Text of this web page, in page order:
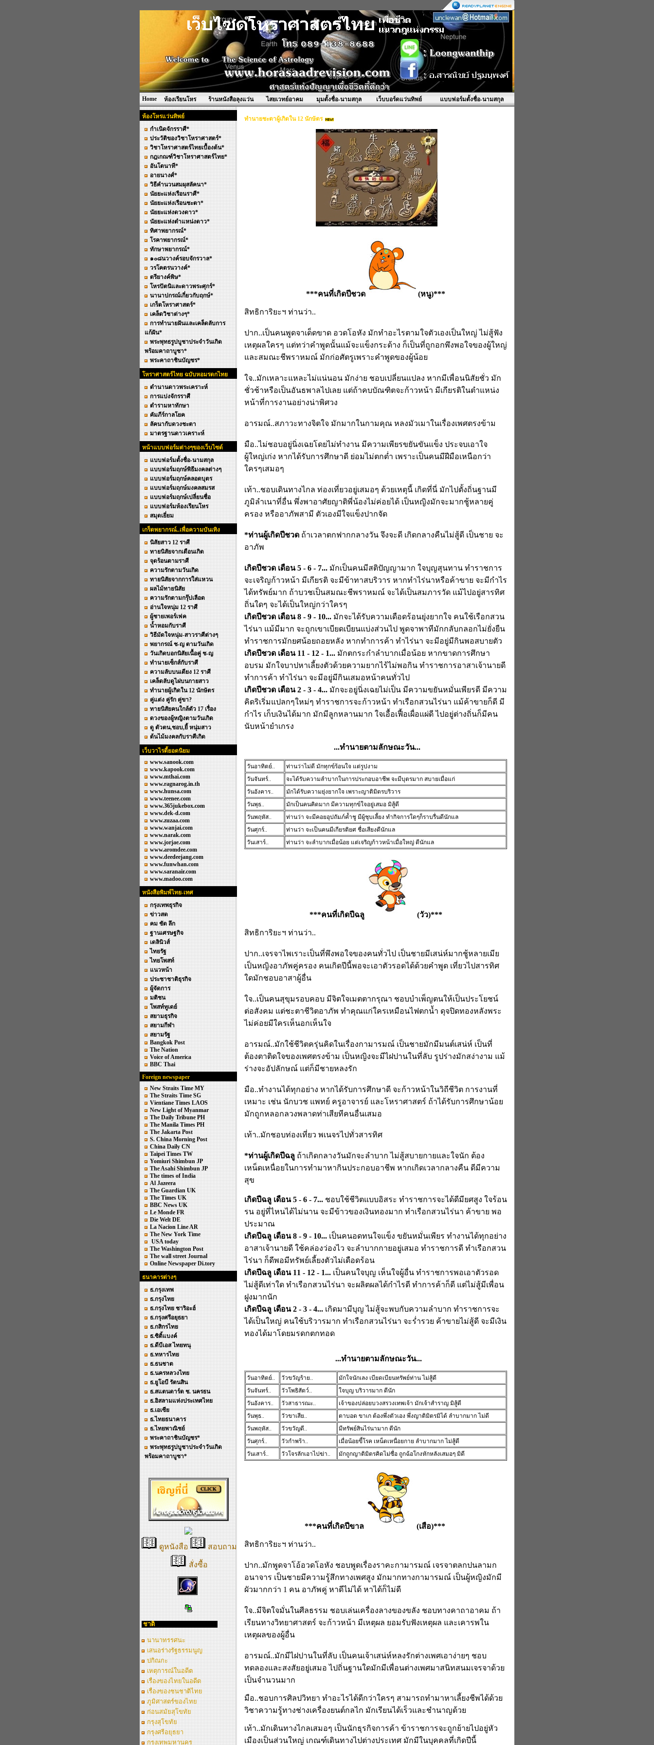
Home ห้องเรียนโหร ร้านหนังสือลุงแว่น ไสยเวทย์อาคม มุมตั้งชื่อ-นามสกุล เว็บบอร์ดแว่นทิพย์ แบบฟอร์มตั้งชื่อ-นามสกุล
ห้องโหรแว่นทิพย์
กำเนิดจักรราศี*
ประวัติของวิชาโหราศาสตร์*
วิชาโหราศาสตร์ไทยเบื้องต้น*
กฎเกณฑ์วิชาโหราศาสตร์ไทย*
อันโตนาที*
อายนางศ์*
วิธีคำนวนสมผุสลัคนา*
นัยยะแห่งเรือนราศี*
นัยยะแห่งเรือนชะตา*
นัยยะแห่งดวงดาว*
นัยยะแห่งตำแหน่งดาว*
ทิศาพยากรณ์*
โรคาพยากรณ์*
ทักษาพยากรณ์*
๑๐๘นวางค์รอบจักรวาล*
วรโคตรนวางค์*
ตรียางค์พิษ*
โหรปัตนิและดาวพระศุกร์*
นานาปกรณ์เกี่ยวกับฤกษ์*
เกร็ดโหราศาสตร์*
เคล็ดวิชาต่างๆ*
การทำนายฝันและเคล็ดลับการ
แก้ฝัน*
พระพุทธรูปบูชาประจำวันเกิด
พร้อมคาถาบูชา*
พระคาถาชินบัญชร*
โหราศาสตร์ไทย ฉบับหอมรดกไทย
ตำนานดาวพระเคราะห์
การแบ่งจักรราศี
ตำรามหาทักษา
คัมภีร์กาลโยค
ลัคนากับดวงชะตา
มาตรฐานดาวเคราะห์
หน้าแบบฟอร์มต่างๆของเว็บไซด์
แบบฟอร์มตั้งชื่อ-นามสกุล
แบบฟอร์มฤกษ์พิธีมงคลต่างๆ
แบบฟอร์มฤกษ์คลอดบุตร
แบบฟอร์มฤกษ์มงคลสมรส
แบบฟอร์มฤกษ์เปลี่ยนชื่อ
แบบฟอร์มห้องเรียนโหร
สมุดเยี่ยม
เกร็ดพยากรณ์..เพื่อความบันเทิง
นิสัยสาว 12 ราศี
ทายนิสัยจากเดือนเกิด
จุดร้อนตามราศี
ความรักตามวันเกิด
ทายนิสัยจากการใส่แหวน
ผลไม้ทายนิสัย
ความรักตามกรุ๊ปเลือด
อ่านใจหนุ่ม 12 ราศี
ผู้ชายเพอร์เฟค
น้ำหอมกับราศี
วิธีมัดใจหนุ่ม-สาวราศีต่างๆ
พยากรณ์ ช-ญ ตามวันเกิด
วันเกิดบอกนิสัยเนื้อคู่ ช-ญ
ทำนายเซ็กส์กับราศี
ความลับบนเตียง 12 ราศี
เคล็ดลับดูไฝบนกายสาว
ทำนายผู้เกิดใน 12 นักษัตร
คู่แต่ง คู่รัก คู่ขา?
ทายนิสัยคนใกล้ตัว 17 เรื่อง
ดวงของผู้หญิงตามวันเกิด
ดู ตัวตน,ชอบ,ยี้ หนุ่มสาว
ต้นไม้มงคลกับราศีเกิด
เว็บวาไรตี้ยอดนิยม
www.sanook.com
www.kapook.com
www.mthai.com
www.ragnarog.in.th
www.hunsa.com
www.teenee.com
www.365jukebox.com
www.dek-d.com
www.zuzaa.com
www.wanjai.com
www.narak.com
www.jorjae.com
www.aromdee.com
www.deedeejang.com
www.funwhan.com
www.saranair.com
www.madoo.com
หนังสือพิมพ์ไทย-เทศ
กรุงเทพธุรกิจ
ข่าวสด
คม ชัด ลึก
ฐานเศรษฐกิจ
เดลินิวส์
ไทยรัฐ
ไทยโพสท์
แนวหน้า
ประชาชาติธุรกิจ
ผู้จัดการ
มติชน
โพสท์ทูเดย์
สยามธุรกิจ
สยามกีฬา
สยามรัฐ
Bangkok Post
The Nation
Voice of America
BBC Thai
Foreign newspaper
New Straits Time MY
The Straits Time SG
Vientiane Times LAOS
New Light of Myanmar
The Daily Tribune PH
The Manila Times PH
The Jakarta Post
S. China Morning Post
China Daily CN
Taipei Times TW
Yomiuri Shimbun JP
The Asahi Shimbun JP
The times of India
Al Jazeera
The Guardian UK
The Times UK
BBC News UK
Le Monde FR
Die Welt DE
La Nacion Line AR
The New York Time
USA today
The Washington Post
The wall street Journal
Online Newspaper Di.tory
ธนาคารต่างๆ
ธ.กรุงเทพ
ธ.กรุงไทย
ธ.กรุงไทย ชาริอะฮ์
ธ.กรุงศรีอยุธยา
ธ.กสิกรไทย
ธ.ซิติ้แบงค์
ธ.ดีบีเอส ไทยทนุ
ธ.ทหารไทย
ธ.ธนชาต
ธ.นครหลวงไทย
ธ.ยูโอบี รัตนสิน
ธ.สแตนดาร์ด ช. นครธน
ธ.อิสลามแห่งประเทศไทย
ธ.เอเซีย
ธ.ไทยธนาคาร
ธ.ไทยพาณิชย์
พระคาถาชินบัญชร*
พระพุทธรูปบูชาประจำวันเกิด
พร้อมคาถาบูชา*
ดูหนังสือ สอบถาม
สั่งซื้อ
ชาติ
นานาทรรศนะ
เสนอร่างรัฐธรรมนูญ
ปกิณกะ
เหตุการณ์ในอดีต
เรื่องของไทยในอดีต
เรื่องของชนชาติไทย
ภูมิศาสตร์ของไทย
ก่อนสมัยสุโขทัย
กรุงสุโขทัย
กรุงศรีอยุธยา
กรุงเทพมหานคร
ทำนายชะตาผู้เกิดใน 12 นักษัตร
***คนที่เกิดปีชวด (หนู)***
สิทธิการิยะฯ ท่านว่า..
ปาก..เป็นคนพูดจาเด็ดขาด อวดโอหัง มักทำอะไรตามใจตัวเองเป็นใหญ่ ไม่สู้ฟัง
เหตุผลใครๆ แต่ทว่าคำพูดนั้นแม้จะแข็งกระด้าง ก็เป็นที่ถูกอกพึงพอใจของผู้ใหญ่
และสมณะชีพราหมณ์ มักก่อศัตรูเพราะคำพูดของผู้น้อย
ใจ..มักเหลาะแหละไม่แน่นอน มักง่าย ชอบเปลี่ยนแปลง หากมีเพื่อนนิสัยชั่ว มัก
ชั่วช้าหรือเป็นอันธพาลไปเลย แต่ถ้าคบบัณฑิตจะก้าวหน้า มีเกียรติในตำแหน่ง
หน้าที่การงานอย่างน่าพิศวง
อารมณ์..สภาวะทางจิตใจ มักมากในกามคุณ หลงมัวเมาในเรื่องเพศตรงข้าม
มือ..ไม่ชอบอยู่นิ่งเฉยโดยไม่ทำงาน มีความเพียรขยันขันแข็ง ประจบเอาใจ
ผู้ใหญ่เก่ง หากได้รับการศึกษาดี ย่อมไม่ตกต่ำ เพราะเป็นคนมีฝีมือเหนือกว่า
ใครๆเสมอๆ
เท้า..ชอบเดินทางไกล ท่องเที่ยวอยู่เสมอๆ ด้วยเหตุนี้ เกิดที่นี่ มักไปตั้งถิ่นฐานมี
ภูมิลำเนาที่อื่น พึ่งพาอาศัยญาติพี่น้องไม่ค่อยได้ เป็นหญิงมักจะมากชู้หลายคู่
ครอง หรืออาภัพสามี ตัวเองมีใจแข็งปากจัด
*ท่านผู้เกิดปีชวด ถ้าเวลาตกฟากกลางวัน จึงจะดี เกิดกลางคืนไม่สู้ดี เป็นชาย จะ
อาภัพ
เกิดปีชวด เดือน 5 - 6 - 7... มักเป็นคนมีสติปัญญามาก ใจบุญสุนทาน ทำราชการ
จะเจริญก้าวหน้า มีเกียรติ จะมีข้าทาสบริวาร หากทำไร่นาหรือค้าขาย จะมีกำไร
ได้ทรัพย์มาก ถ้าบวชเป็นสมณะชีพราหมณ์ จะได้เป็นสมภารวัด แม้ไปอยู่สารทิศ
ถิ่นใดๆ จะได้เป็นใหญ่กว่าใครๆ
เกิดปีชวด เดือน 8 - 9 - 10... มักจะได้รับความเดือดร้อนยุ่งยากใจ คนใช้เรือกสวน
ไร่นา แม้มีมาก จะถูกเขาเบียดเบียนแบ่งส่วนไป พูดจาพาทีมักกลับกลอกไม่ยั่งยืน
ทำราชการมักยศน้อยถอยหลัง หากทำการค้า ทำไร่นา จะมีอยู่มีกินพอสบายตัว
เกิดปีชวด เดือน 11 - 12 - 1... มักตกระกำลำบากเมื่อน้อย หากขาดการศึกษา
อบรม มักใจบาปหาเลี้ยงตัวด้วยความยากไร้ไม่พอกิน ทำราชการอาสาเจ้านายดี
ทำการค้า ทำไร่นา จะมีอยู่มีกินเสมอหน้าคนทั่วไป
เกิดปีชวด เดือน 2 - 3 - 4... มักจะอยู่นิ่งเฉยไม่เป็น มีความขยันหมั่นเพียรดี มีความ
คิดริเริ่มแปลกๆใหม่ๆ ทำราชการจะก้าวหน้า ทำเรือกสวนไร่นา แม้ค้าขายก็ดี มี
กำไร เก็บเงินได้มาก มักมีลูกหลานมาก ใจเอื้อเฟื้อเผื่อแผ่ดี ไปอยู่ต่างถิ่นก็มีคน
นับหน้ายำเกรง
...ทำนายตามลักษณะวัน...
วันอาทิตย์..
ท่านว่าไม่ดี มักทุกข์ร้อนใจ แต่รูปงาม
วันจันทร์..
จะได้รับความลำบากในการประกอบอาชีพ จะมีบุตรมาก สบายเมื่อแก่
วันอังคาร..
มักได้รับความยุ่งยากใจ เพราะญาติมิตรบริวาร
วันพุธ..
มักเป็นคนคิดมาก มีความทุกข์ใจอยู่เสมอ มิสู้ดี
วันพฤหัส..
ท่านว่า จะมีคอยอุปถัมภ์ค้ำชู มีผู้ชุบเลี้ยง ทำกิจการใดๆก็ราบรื่นดีนักแล
วันศุกร์..
ท่านว่า จะเป็นคนมีเกียรติยศ ชื่อเสียงดีนักแล
วันเสาร์..
ท่านว่า จะลำบากเมื่อน้อย แต่เจริญก้าวหน้าเมื่อใหญ่ ดีนักแล
***คนที่เกิดปีฉลู (วัว)***
สิทธิการิยะฯ ท่านว่า..
ปาก..เจรจาไพเราะเป็นที่พึงพอใจของคนทั่วไป เป็นชายมีเสน่ห์มากชู้หลายเมีย
เป็นหญิงอาภัพคู่ครอง คนเกิดปีนี้พอจะเอาตัวรอดได้ด้วยคำพูด เที่ยวไปสารทิศ
ใดมักชอบอาสาผู้อื่น
ใจ..เป็นคนสุขุมรอบคอบ มีจิตใจเมตตากรุณา ชอบบำเพ็ญตนให้เป็นประโยชน์
ต่อสังคม แต่ชะตาชีวิตอาภัพ ทำคุณแก่ใครเหมือนไฟตกน้ำ ดุจปิดทองหลังพระ
ไม่ค่อยมีใครเห็นอกเห็นใจ
อารมณ์..มักใช้ชีวิตครุ่นคิดในเรื่องกามารมณ์ เป็นชายมักมีมนต์เสน่ห์ เป็นที่
ต้องตาติดใจของเพศตรงข้าม เป็นหญิงจะมีไฝปานในที่ลับ รูปร่างมักสง่างาม แม้
ร่างจะอัปลักษณ์ แต่ก็มีชายหลงรัก
มือ..ทำงานได้ทุกอย่าง หากได้รับการศึกษาดี จะก้าวหน้าในวิถีชีวิต การงานที่
เหมาะ เช่น นักบวช แพทย์ ครูอาจารย์ และโหราศาสตร์ ถ้าได้รับการศึกษาน้อย
มักถูกหลอกลวงพลาดท่าเสียทีคนอื่นเสมอ
เท้า..มักชอบท่องเที่ยว พเนจรไปทั่วสารทิศ
*ท่านผู้เกิดปีฉลู ถ้าเกิดกลางวันมักจะลำบาก ไม่สู้สบายกายและใจนัก ต้อง
เหน็ดเหนื่อยในการทำมาหากินประกอบอาชีพ หากเกิดเวลากลางคืน ดีมีความ
สุข
เกิดปีฉลู เดือน 5 - 6 - 7... ชอบใช้ชีวิตแบบอิสระ ทำราชการจะได้ดีมียศสูง ใจร้อน
รน อยู่ที่ไหนได้ไม่นาน จะมีข้าวของเงินทองมาก ทำเรือกสวนไร่นา ค้าขาย พอ
ประมาณ
เกิดปีฉลู เดือน 8 - 9 - 10... เป็นคนอดทนใจแข็ง ขยันหมั่นเพียร ทำงานได้ทุกอย่าง
อาสาเจ้านายดี ใช้คล่องว่องไว จะลำบากกายอยู่เสมอ ทำราชการดี ทำเรือกสวน
ไร่นา ก็ดีพอมีทรัพย์เลี้ยงตัวไม่เดือดร้อน
เกิดปีฉลู เดือน 11 - 12 - 1... เป็นคนใจบุญ เห็นใจผู้อื่น ทำราชการพอเอาตัวรอด
ไม่สู้ดีเท่าใด ทำเรือกสวนไร่นา จะผลิตผลได้กำไรดี ทำการค้าก็ดี แต่ไม่สู้มีเพื่อน
ฝูงมากนัก
เกิดปีฉลู เดือน 2 - 3 - 4... เกิดมามีบุญ ไม่สู้จะพบกับความลำบาก ทำราชการจะ
ได้เป็นใหญ่ คนใช้บริวารมาก ทำเรือกสวนไร่นา จะร่ำรวย ค้าขายไม่สู้ดี จะมีเงิน
ทองได้มาโดยมรดกตกทอด
...ทำนายตามลักษณะวัน...
วันอาทิตย์.. วัวขวัญร้าย..
มักใจนักเลง เบียดเบียนทรัพย์ท่าน ไม่สู้ดี
วันจันทร์..
วัวโพธิสัตว์..
ใจบุญ บริวารมาก ดีนัก
วันอังคาร..
วัวสาธารณะ..
เจ้าของปล่อยบวงสรวงเทพเจ้า มักเจ้าสำราญ มิสู้ดี
วันพุธ..
วัวขาเสีย..
ตาบอด ขาเก ต้องพึ่งตัวเอง พึ่งญาติมิตรมิได้ ลำบากมาก ไม่ดี
วันพฤหัส..
วัวขวัญดี..
มีทรัพย์สินไร่นามาก ดีนัก
วันศุกร์..
วัวกำพร้า..
เมื่อน้อยขี้โรค เหน็ดเหนื่อยกาย ลำบากมาก ไม่สู้ดี
วันเสาร์..
วัวโจรลักเอาไปฆ่า.. มักถูกญาติมิตรคิดไม่ซื่อ ถูกฉ้อโกงหักหลังเสมอๆ มิดี
***คนที่เกิดปีขาล (เสือ)***
สิทธิการิยะฯ ท่านว่า..
ปาก..มักพูดจาโอ้อวดโอหัง ชอบพูดเรื่องราคะกามารมณ์ เจรจาตลกปนลามก
อนาจาร เป็นชายมีความรู้สึกทางเพศสูง มักมากทางกามารมณ์ เป็นผู้หญิงมักมี
ผัวมากกว่า 1 คน อาภัพคู่ หาดีไม่ได้ หาได้ก็ไม่ดี
ใจ..มีจิตใจมั่นในศีลธรรม ชอบเล่นเครื่องลางของขลัง ชอบทางคาถาอาคม ถ้า
เรียนทางวิทยาศาสตร์ จะก้าวหน้า มีเหตุผล ยอมรับฟังเหตุผล และเคารพใน
เหตุผลของผู้อื่น
อารมณ์..มักมีไฝปานในที่ลับ เป็นคนเจ้าเสน่ห์หลงรักต่างเพศเอาง่ายๆ ชอบ
ทดลองและสงสัยอยู่เสมอ ไปถิ่นฐานใดมักมีเพื่อนต่างเพศมาสนิทสนมเจรจาด้วย
เป็นจำนวนมาก
มือ..ชอบการศิลปวิทยา ทำอะไรได้ดีกว่าใครๆ สามารถทำมาหาเลี้ยงชีพได้ด้วย
วิชาความรู้ทางช่างเครื่องยนต์กลไก มักเรียนได้เร็วและชำนาญด้วย
เท้า..มักเดินทางไกลเสมอๆ เป็นนักธุรกิจการค้า ข้าราชการจะถูกย้ายไปอยู่หัว
เมืองเป็นส่วนใหญ่ เกณฑ์เดินทางไปต่างประเทศ มักมีในบุคคลที่เกิดปีนี้